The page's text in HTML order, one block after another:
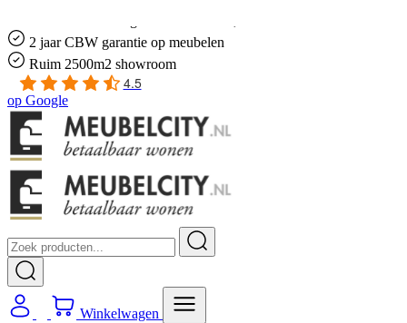
2 jaar CBW garantie op meubelen
Ruim 2500m2 showroom
4.5
op Google
Winkelwagen